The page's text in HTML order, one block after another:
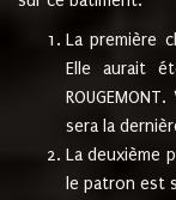
La première
Elle aurait
sera la
La deuxième
le patron est